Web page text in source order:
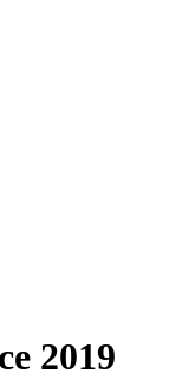
ไม่ครอบลิงค์
2019